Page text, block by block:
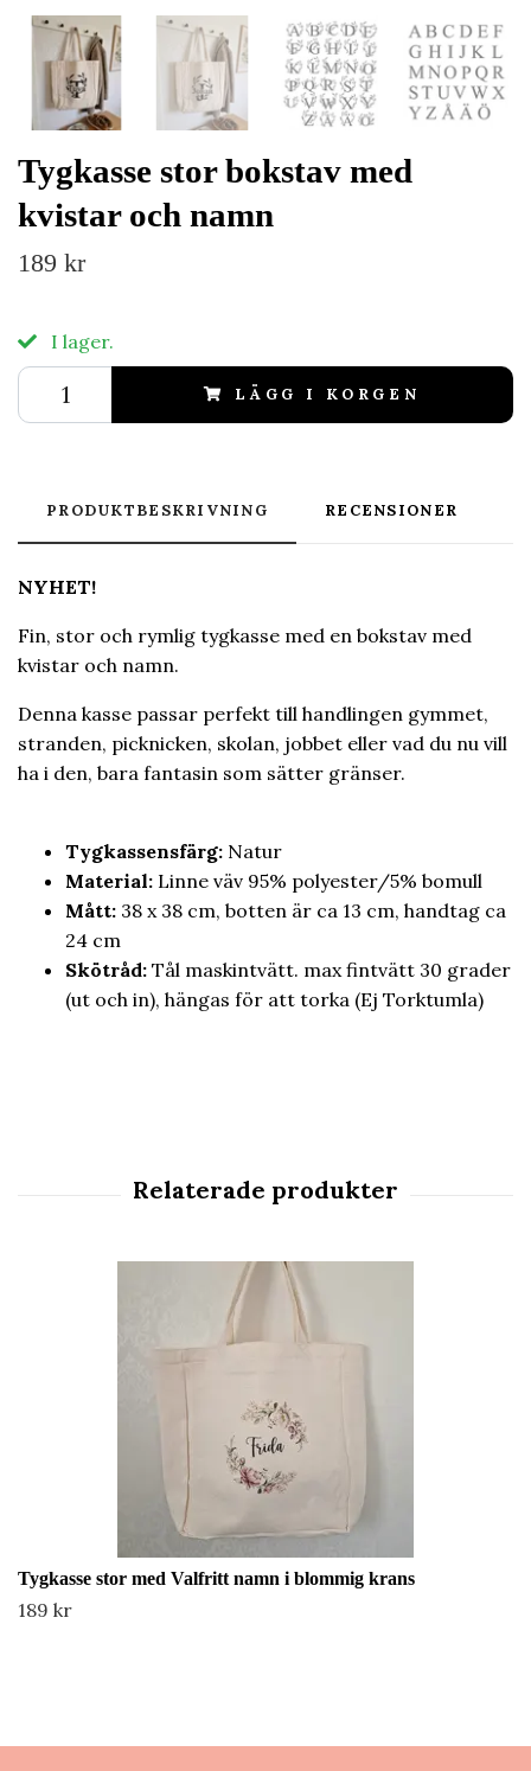
Tygkasse stor bokstav med
kvistar och namn
189 kr
I lager.
LÄGG I KORGEN
PRODUKTBESKRIVNING RECENSIONER
NYHET!
Fin, stor och rymlig tygkasse med en bokstav med
kvistar och namn.
Denna kasse passar perfekt till handlingen gymmet,
stranden, picknicken, skolan, jobbet eller vad du nu vill
ha i den, bara fantasin som sätter gränser.
Tygkassensfärg: Natur
Material: Linne väv 95% polyester/5% bomull
Mått: 38 x 38 cm, botten är ca 13 cm, handtag ca
24 cm
Skötråd: Tål maskintvätt. max fintvätt 30 grader
(ut och in), hängas för att torka (Ej Torktumla)
Tygkasse stor med Valfritt namn i blommig krans
189 kr